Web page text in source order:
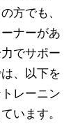
方でも、
ナーがあ
でサポー
、以下を
レーニン
います。